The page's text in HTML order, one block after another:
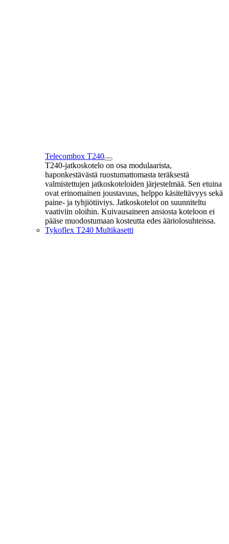
Telecombox T240
T240-jatkoskotelo on osa modulaarista,
haponkestävästä ruostumattomasta teräksestä
valmistettujen jatkoskoteloiden järjestelmää. Sen etuina
ovat erinomainen joustavuus, helppo käsiteltävyys sekä
paine- ja tyhjiötiiviys. Jatkoskotelot on suunniteltu
vaativiin oloihin. Kuivausaineen ansiosta koteloon ei
pääse muodostumaan kosteutta edes ääriolosuhteissa.
Tykoflex T240 Multikasetti